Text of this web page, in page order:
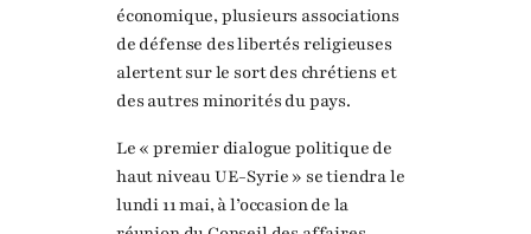
économique, plusieurs associations
de défense des libertés religieuses
alertent sur le sort des chrétiens et
des autres minorités du pays.
Le « premier dialogue politique de
haut niveau UE-Syrie » se tiendra le
lundi 11 mai, à l’occasion de la